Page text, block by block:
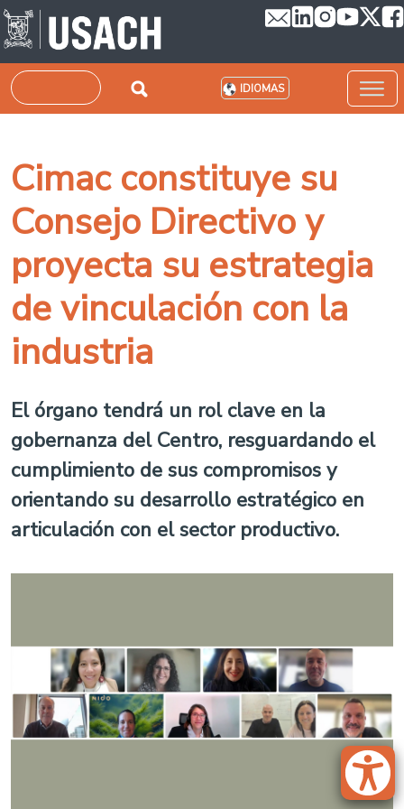
Pasar al contenido principal
Buscar IDIOMAS
Cimac constituye su
Consejo Directivo y
proyecta su estrategia
de vinculación con la
industria
El órgano tendrá un rol clave en la
gobernanza del Centro, resguardando el
cumplimiento de sus compromisos y
orientando su desarrollo estratégico en
articulación con el sector productivo.